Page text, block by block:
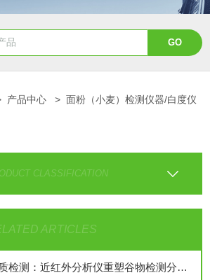
产品中心 >面粉（小麦）检测仪器/白度仪
CLASSIFICATION
ARTICLES
光谱科技重塑品质检测：近红外分析仪重塑谷物检测分析新标准